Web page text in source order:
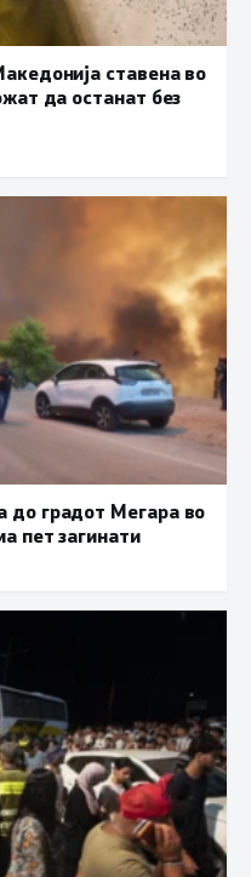
ставена во
да останат без
до градот Мегара во
пет загинати